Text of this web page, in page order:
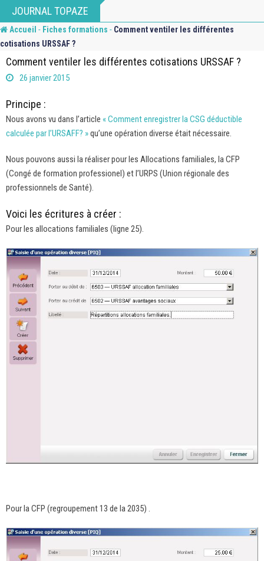
to
content
JOURNAL TOPAZE
Accueil - Fiches formations - Comment ventiler les différentes
cotisations URSSAF ?
Comment ventiler les différentes cotisations URSSAF ?
26 janvier 2015
Principe :
Nous avons vu dans l’article « Comment enregistrer la CSG déductible
calculée par l’URSAFF? »qu’une opération diverse était nécessaire.
Nous pouvons aussi la réaliser pour les Allocations familiales, la CFP
(Congé de formation professionel) et l’URPS (Union régionale des
professionnels de Santé).
Voici les écritures à créer :
Pour les allocations familiales (ligne 25).
Pour la CFP (regroupement 13 de la 2035) .